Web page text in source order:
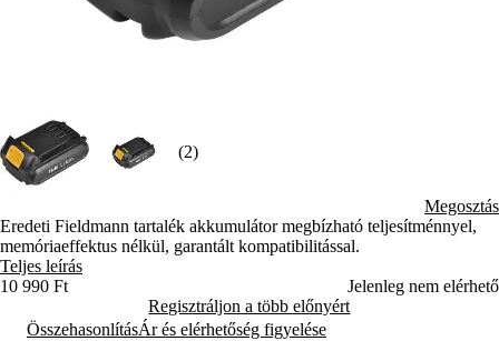
(2)
Megosztás
Eredeti Fieldmann tartalék akkumulátor megbízható teljesítménnyel,
memóriaeffektus nélkül, garantált kompatibilitással.
Teljes leírás
10 990 Ft
Jelenleg nem elérhető
Regisztráljon a több előnyért
ÖsszehasonlításÁr és elérhetőség figyelése